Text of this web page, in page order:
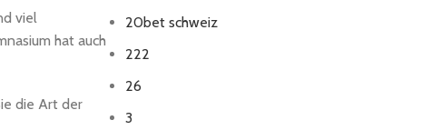
viel
hat auch
die Art der
20bet schweiz
222
26
3